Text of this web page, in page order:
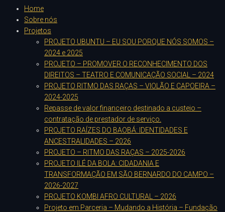
Home
Sobre nós
Projetos
PROJETO UBUNTU – EU SOU PORQUE NÓS SOMOS –
2024 e 2025
PROJETO – PROMOVER O RECONHECIMENTO DOS
DIREITOS – TEATRO E COMUNICAÇÃO SOCIAL – 2024
PROJETO RITMO DAS RAÇAS – VIOLÃO E CAPOEIRA –
2024-2025
Repasse de valor financeiro destinado a custeio –
contratação de prestador de serviço.
PROJETO RAÍZES DO BAOBÁ: IDENTIDADES E
ANCESTRALIDADES – 2026
PROJETO – RITMO DAS RAÇAS – 2025-2026
PROJETO ILÉ DA BOLA: CIDADANIA E
TRANSFORMAÇÃO EM SÃO BERNARDO DO CAMPO –
2026-2027
PROJETO KOMBI AFRO CULTURAL – 2026
Projeto em Parceria – Mudando a História – Fundação